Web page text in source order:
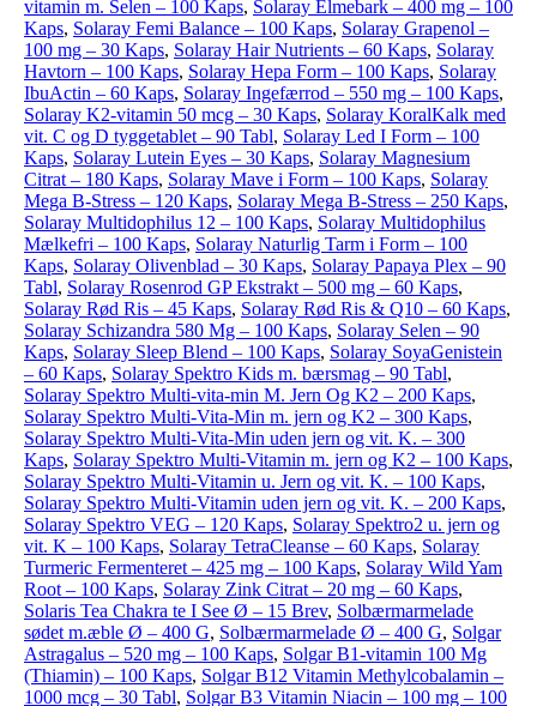
vitamin m. Selen – 100 Kaps, Solaray Elmebark – 400 mg – 100
Kaps, Solaray Femi Balance – 100 Kaps, Solaray Grapenol –
100 mg – 30 Kaps, Solaray Hair Nutrients – 60 Kaps, Solaray
Havtorn – 100 Kaps, Solaray Hepa Form – 100 Kaps, Solaray
IbuActin – 60 Kaps, Solaray Ingefærrod – 550 mg – 100 Kaps,
Solaray K2-vitamin 50 mcg – 30 Kaps, Solaray KoralKalk med
vit. C og D tyggetablet – 90 Tabl, Solaray Led I Form – 100
Kaps, Solaray Lutein Eyes – 30 Kaps, Solaray Magnesium
Citrat – 180 Kaps, Solaray Mave i Form – 100 Kaps, Solaray
Mega B-Stress – 120 Kaps, Solaray Mega B-Stress – 250 Kaps,
Solaray Multidophilus 12 – 100 Kaps, Solaray Multidophilus
Mælkefri – 100 Kaps, Solaray Naturlig Tarm i Form – 100
Kaps, Solaray Olivenblad – 30 Kaps, Solaray Papaya Plex – 90
Tabl, Solaray Rosenrod GP Ekstrakt – 500 mg – 60 Kaps,
Solaray Rød Ris – 45 Kaps, Solaray Rød Ris & Q10 – 60 Kaps,
Solaray Schizandra 580 Mg – 100 Kaps, Solaray Selen – 90
Kaps, Solaray Sleep Blend – 100 Kaps, Solaray SoyaGenistein
– 60 Kaps, Solaray Spektro Kids m. bærsmag – 90 Tabl,
Solaray Spektro Multi-vita-min M. Jern Og K2 – 200 Kaps,
Solaray Spektro Multi-Vita-Min m. jern og K2 – 300 Kaps,
Solaray Spektro Multi-Vita-Min uden jern og vit. K. – 300
Kaps, Solaray Spektro Multi-Vitamin m. jern og K2 – 100 Kaps,
Solaray Spektro Multi-Vitamin u. Jern og vit. K. – 100 Kaps,
Solaray Spektro Multi-Vitamin uden jern og vit. K. – 200 Kaps,
Solaray Spektro VEG – 120 Kaps, Solaray Spektro2 u. jern og
vit. K – 100 Kaps, Solaray TetraCleanse – 60 Kaps, Solaray
Turmeric Fermenteret – 425 mg – 100 Kaps, Solaray Wild Yam
Root – 100 Kaps, Solaray Zink Citrat – 20 mg – 60 Kaps,
Solaris Tea Chakra te I See Ø – 15 Brev, Solbærmarmelade
sødet m.æble Ø – 400 G, Solbærmarmelade Ø – 400 G, Solgar
Astragalus – 520 mg – 100 Kaps, Solgar B1-vitamin 100 Mg
(Thiamin) – 100 Kaps, Solgar B12 Vitamin Methylcobalamin –
1000 mcg – 30 Tabl, Solgar B3 Vitamin Niacin – 100 mg – 100